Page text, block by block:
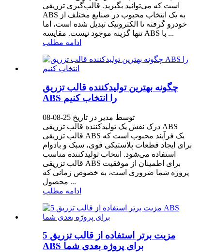
است که می‌توانید بگیرید. قالب‌گیری تزریقی
ABS به یک انتخاب محبوب در صنایع مختلف از
خودرو گرفته تا الکترونیک تبدیل شده است، اما
تنها گزینه موجود نیست. مقایسه ABS با ...
ادامه مطلب
چگونه بهترین تولیدکننده قالب تزریق
ABS را انتخاب کنیم
توسط مدیر در تاریخ 25-08-08
درک نقش یک تولیدکننده قالب تزریقی ABS
قالب تزریقی ABS یک فرآیند محبوب است که
برای ایجاد قطعات پلاستیکی قوی، سبک و بادوام
استفاده می‌شود. انتخاب تولیدکننده مناسب
قالب تزریقی ABS برای اطمینان از موفقیت
پروژه شما ضروری است، به خصوص زمانی که
محصول ...
ادامه مطلب
5 مزیت برتر استفاده از قالب تزریق
ABS برای پروژه بعدی شما